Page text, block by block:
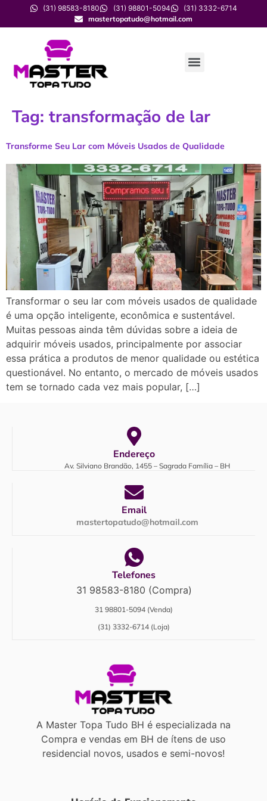
(31) 98583-8180 (31) 98801-5094
(31) 3332-6714
mastertopatudo@hotmail.com
Tag: transformação de lar
Transforme Seu Lar com Móveis Usados de Qualidade
Transformar o seu lar com móveis usados de qualidade
é uma opção inteligente, econômica e sustentável.
Muitas pessoas ainda têm dúvidas sobre a ideia de
adquirir móveis usados, principalmente por associar
essa prática a produtos de menor qualidade ou estética
questionável. No entanto, o mercado de móveis usados
tem se tornado cada vez mais popular, […]
Endereço
Av. Silviano Brandão, 1455 – Sagrada Família – BH
Email
mastertopatudo@hotmail.com
Telefones
31 98583-8180 (Compra)
31 98801-5094 (Venda)
(31) 3332-6714 (Loja)
A Master Topa Tudo BH é especializada na
Compra e vendas em BH de ítens de uso
residencial novos, usados e semi-novos!